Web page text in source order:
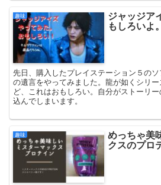
趣味 ジャッジア
もしろいよ。
先日、購入したプレイステーション５の
の遺言をやってみました。龍が如くシリ
ど、これはおもしろい。自分がストーリ
込んでしまいます。
趣味 めっちゃ美
クスのプロ